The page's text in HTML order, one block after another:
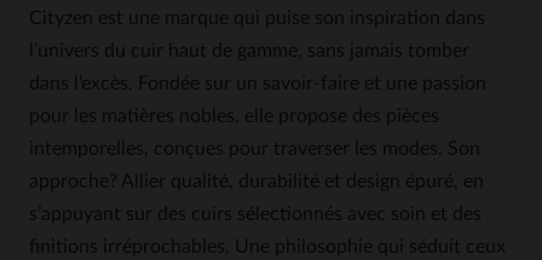
Cityzen est une marque qui puise son inspiration dans
l’univers du cuir haut de gamme, sans jamais tomber
dans l’excès. Fondée sur un savoir-faire et une passion
pour les matières nobles, elle propose des pièces
intemporelles, conçues pour traverser les modes. Son
approche? Allier qualité, durabilité et design épuré, en
s’appuyant sur des cuirs sélectionnés avec soin et des
finitions irréprochables. Une philosophie qui séduit ceux